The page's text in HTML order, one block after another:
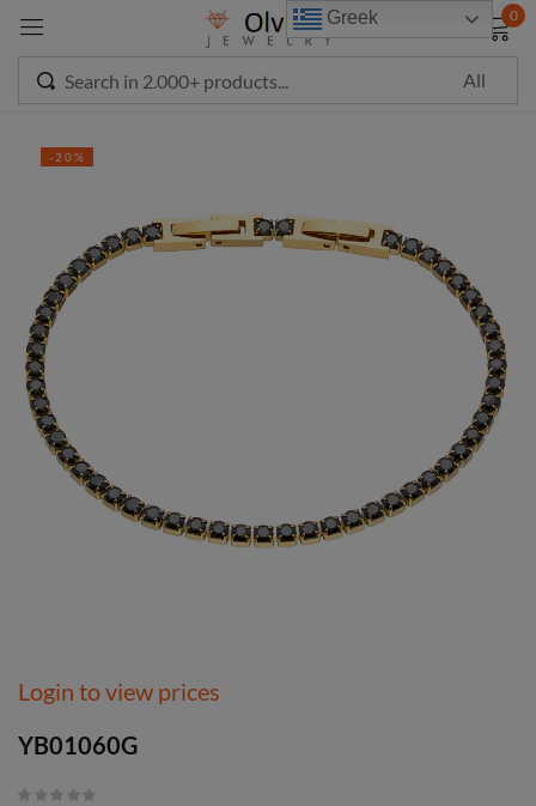
0
-20%
Login to view prices
YB01060G
Greek
Sign in
Lost password?
modal-check